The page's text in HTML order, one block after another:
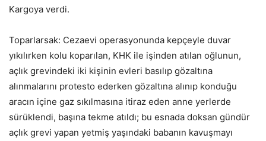
Kargoya verdi.
Toparlarsak: Cezaevi operasyonunda kepçeyle duvar
yıkılırken kolu koparılan, KHK ile işinden atılan oğlunun,
açlık grevindeki iki kişinin evleri basılıp gözaltına
alınmalarını protesto ederken gözaltına alınıp konduğu
aracın içine gaz sıkılmasına itiraz eden anne yerlerde
sürüklendi, başına tekme atıldı; bu esnada doksan gündür
açlık grevi yapan yetmiş yaşındaki babanın kavuşmayı